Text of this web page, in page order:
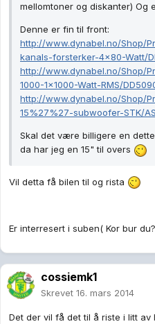
mellomtoner og diskanter) Og
Denne er fin til front:
http://www.dynabel.no/Shop/
kanals-forsterker-4x80-Watt/
http://www.dynabel.no/Shop/
1000-1x1000-Watt-RMS/
http://www.dynabel.no/Shop/
15%27%27-subwoofer-STK/
Skal det være billigere en
da har jeg en 15" til overs
Vil detta få bilen til og rista
Er interresert i suben( Kor bur
cossiemk1
Skrevet 16. mars 2014
Det der vil få det til å riste i litt av